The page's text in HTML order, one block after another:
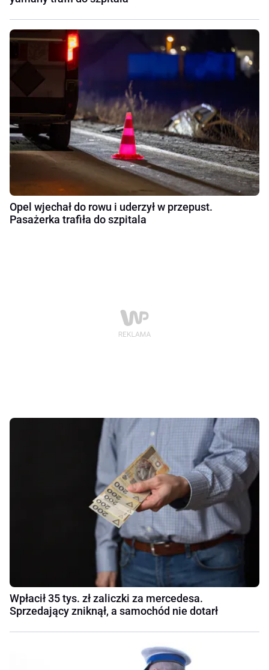
Opel wjechał do rowu i uderzył w przepust.
Pasażerka trafiła do szpitala
Wpłacił 35 tys. zł zaliczki za mercedesa.
Sprzedający zniknął, a samochód nie dotarł